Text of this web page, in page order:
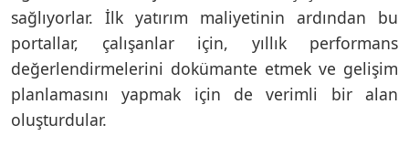
sağlıyorlar. İlk yatırım maliyetinin ardından bu
portallar, çalışanlar için, yıllık performans
değerlendirmelerini dokümante etmek ve gelişim
planlamasını yapmak için de verimli bir alan
oluşturdular.